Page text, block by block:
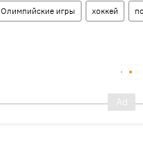
Олимпийские игры хоккей